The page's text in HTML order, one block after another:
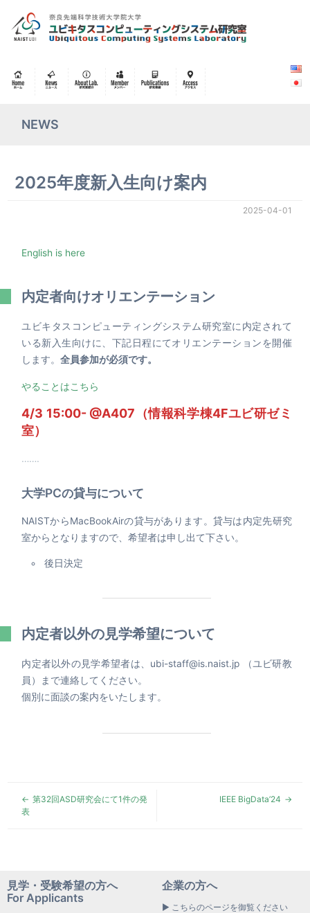
NEWS
2025年度新入生向け案内
2025-04-01
English is here
内定者向けオリエンテーション
ユビキタスコンピューティングシステム研究室に内定されて
いる新入生向けに、下記日程にてオリエンテーションを開催
します。全員参加が必須です。
やることはこちら
4/3 15:00- @A407（情報科学棟4Fユビ研ゼミ
室）
…….
大学PCの貸与について
NAISTからMacBookAirの貸与があります。貸与は内定先研究
室からとなりますので、希望者は申し出て下さい。
後日決定
内定者以外の見学希望について
内定者以外の見学希望者は、ubi-staff@is.naist.jp （ユビ研教
員）まで連絡してください。
個別に面談の案内をいたします。
第32回ASD研究会にて1件の発
表
IEEE BigData’24
見学・受験希望の方へ
For Applicants
企業の方へ
▶ こちらのページを御覧ください